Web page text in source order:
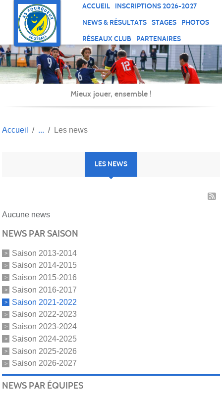
ACCUEIL
INSCRIPTIONS 2026-2027
NEWS & RÉSULTATS
STAGES
PHOTOS
RÉSEAUX CLUB
PARTENAIRES
Mieux jouer, ensemble !
Accueil Les news
LES NEWS
Aucune news
NEWS PAR SAISON
Saison 2013-2014
Saison 2014-2015
Saison 2015-2016
Saison 2016-2017
Saison 2021-2022
Saison 2022-2023
Saison 2023-2024
Saison 2024-2025
Saison 2025-2026
Saison 2026-2027
NEWS PAR ÉQUIPES
Panneau de gestion des cookies